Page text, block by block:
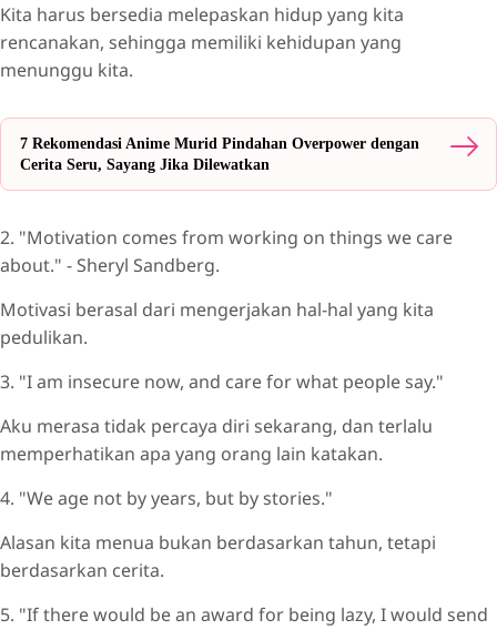
Kita harus bersedia melepaskan hidup yang kita
rencanakan, sehingga memiliki kehidupan yang
menunggu kita.
7 Rekomendasi Anime Murid Pindahan Overpower dengan
Cerita Seru, Sayang Jika Dilewatkan
2. "Motivation comes from working on things we care
about." - Sheryl Sandberg.
Motivasi berasal dari mengerjakan hal-hal yang kita
pedulikan.
3. "I am insecure now, and care for what people say."
Aku merasa tidak percaya diri sekarang, dan terlalu
memperhatikan apa yang orang lain katakan.
4. "We age not by years, but by stories."
Alasan kita menua bukan berdasarkan tahun, tetapi
berdasarkan cerita.
5. "If there would be an award for being lazy, I would send